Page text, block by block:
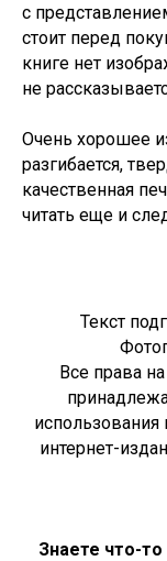
с
стоит перед
книге нет
не
Очень хорошее
разгибается,
качественная
читать еще и
Текст
Все права
интернет-
Знаете что-